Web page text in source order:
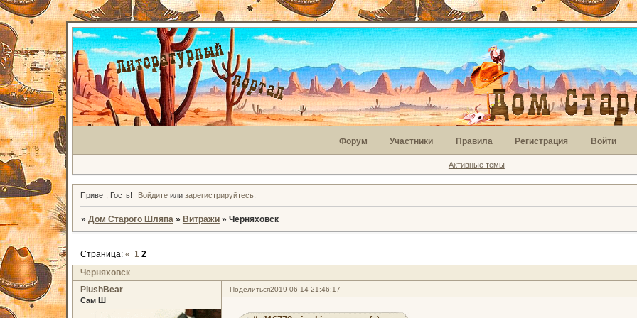
Форум Участники Правила Регистрация Войти
Активные темы
Привет, Гость! Войдите илизарегистрируйтесь
» Дом Старого Шляпа » Витражи » Черняховск
Черняховск
Страница: « 1 2
Поделиться2019-06-14 21:46:17
PlushBear
Сам Ш